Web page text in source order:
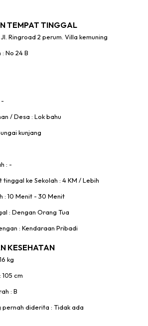
TEMPAT TINGGAL
Ringroad 2 perum. Villa kemuning
No 24 B
-
/ Desa : Lok bahu
kunjang
: -
tinggal ke Sekolah : 4 KM / Lebih
: 10 Menit - 30 Menit
: Dengan Orang Tua
: Kendaraan Pribadi
KESEHATAN
kg
105 cm
: B
pernah diderita : Tidak ada